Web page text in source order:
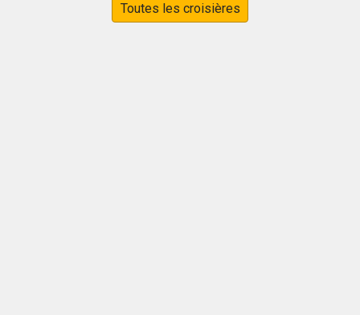
Toutes les croisières